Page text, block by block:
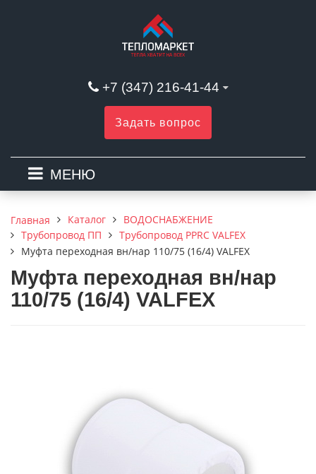
+7 (347) 216-41-44
Задать вопрос
МЕНЮ
Главная Каталог
ВОДОСНАБЖЕНИЕ
Трубопровод ПП
Трубопровод PPRC VALFEX
Муфта переходная вн/нар 110/75 (16/4) VALFEX
Муфта переходная вн/нар
110/75 (16/4) VALFEX